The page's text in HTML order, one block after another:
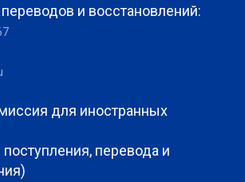
и восстановлений:
для иностранных
перевода и